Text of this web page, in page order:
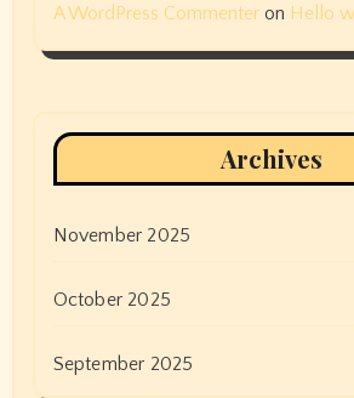
A WordPress Commenteron Hello
Archives
November 2025
October 2025
September 2025